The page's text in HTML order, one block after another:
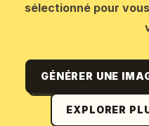
sélectionné pour
GÉNÉRER UNE
EXPLORER